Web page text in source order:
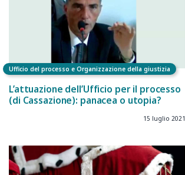
Ufficio del processo e Organizzazione della giustizia
L’attuazione dell’Ufficio per il processo
(di Cassazione): panacea o utopia?
15 luglio 2021